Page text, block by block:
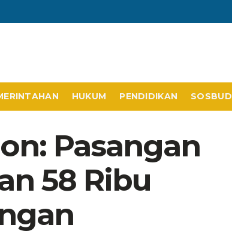
HUKUM PENDIDIKAN SOSBUD
Pasangan
58 Ribu